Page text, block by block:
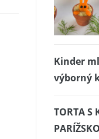
Kinder
výborný
TORTA S